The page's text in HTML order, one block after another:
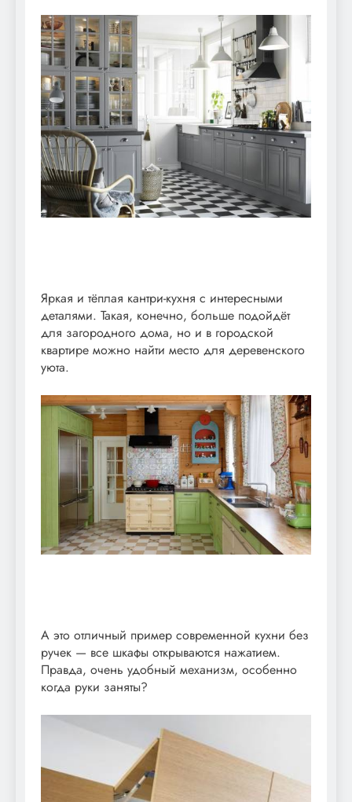
Яркая и тёплая кантри-кухня с интересными
деталями. Такая, конечно, больше подойдёт
для загородного дома, но и в городской
квартире можно найти место для деревенского
уюта.
А это отличный пример современной кухни без
ручек — все шкафы открываются нажатием.
Правда, очень удобный механизм, особенно
когда руки заняты?